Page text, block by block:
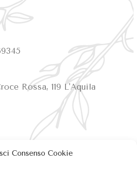
Consenso Cookie
Rossa, 119 L'Aquila